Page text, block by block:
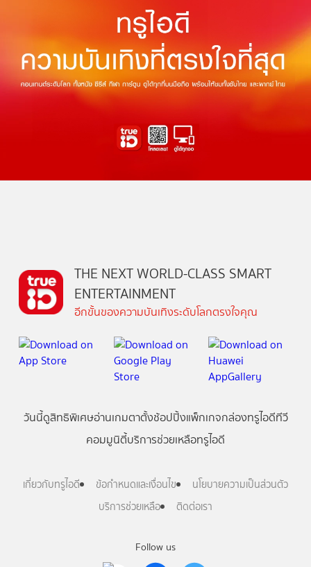
Follow us
THE NEXT WORLD-CLASS SMART
ENTERTAINMENT
อีกขั้นของความบันเทิงระดับโลกตรงใจคุณ
วันนี้ดูสิทธิพิเศษอ่านเกมตาตั้งช้อปปิ้งแพ็กเกจกล่องทรูไอดีทีวี
คอมมูนิตี้บริการช่วยเหลือทรูไอดี
เกี่ยวกับทรูไอดี ข้อกำหนดและเงื่อนไข
นโยบายความเป็นส่วนตัว
บริการช่วยเหลือ
ติดต่อเรา